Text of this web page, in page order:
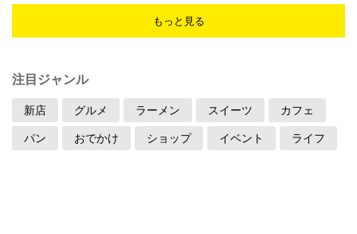
もっと見る
注目ジャンル
新店 グルメ ラーメン スイーツ カフェ
パン おでかけ ショップ イベント ライフ